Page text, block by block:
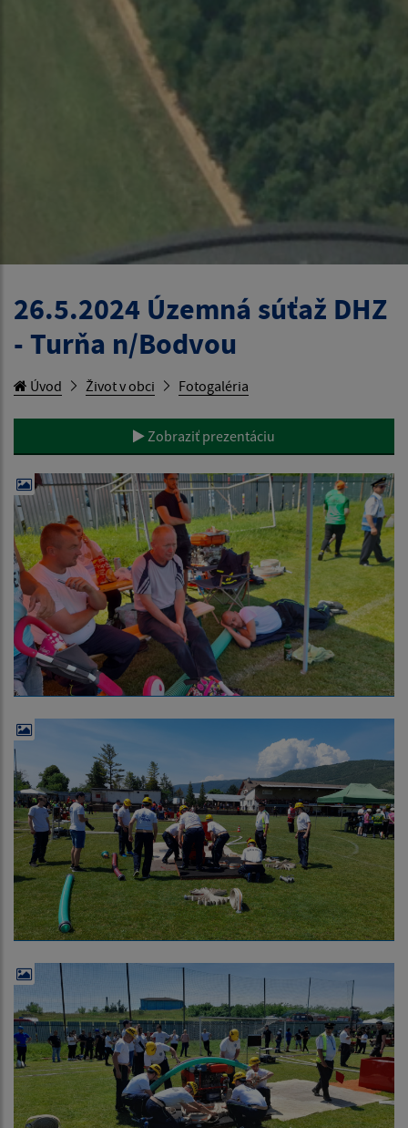
26.5.2024 Územná súťaž DHZ
- Turňa n/Bodvou
Úvod Život v obci Fotogaléria
Zobraziť prezentáciu